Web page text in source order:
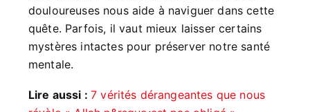
douloureuses nous aide à naviguer dans cette
quête. Parfois, il vaut mieux laisser certains
mystères intactes pour préserver notre santé
mentale.
Lire aussi :7 vérités dérangeantes que nous